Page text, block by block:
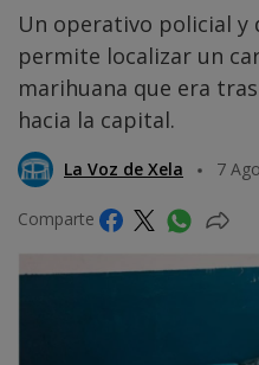
Un operativo policial y
permite localizar un
marihuana que era
hacia la capital.
La Voz de Xela 7
Comparte